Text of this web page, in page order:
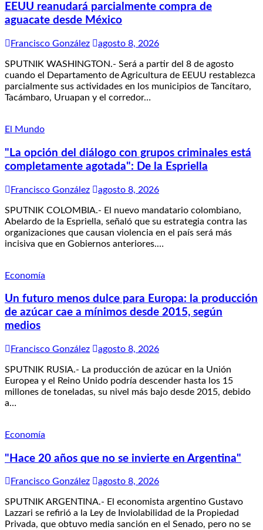
EEUU reanudará parcialmente compra de
aguacate desde México
Francisco González agosto 8, 2026
SPUTNIK WASHINGTON.- Será a partir del 8 de agosto
cuando el Departamento de Agricultura de EEUU restablezca
parcialmente sus actividades en los municipios de Tancítaro,
Tacámbaro, Uruapan y el corredor…
El Mundo
"La opción del diálogo con grupos criminales está
completamente agotada": De la Espriella
Francisco González agosto 8, 2026
SPUTNIK COLOMBIA.- El nuevo mandatario colombiano,
Abelardo de la Espriella, señaló que su estrategia contra las
organizaciones que causan violencia en el país será más
incisiva que en Gobiernos anteriores.…
Economía
Un futuro menos dulce para Europa: la producción
de azúcar cae a mínimos desde 2015, según
medios
Francisco González agosto 8, 2026
SPUTNIK RUSIA.- La producción de azúcar en la Unión
Europea y el Reino Unido podría descender hasta los 15
millones de toneladas, su nivel más bajo desde 2015, debido
a…
Economía
"Hace 20 años que no se invierte en Argentina"
Francisco González agosto 8, 2026
SPUTNIK ARGENTINA.- El economista argentino Gustavo
Lazzari se refirió a la Ley de Inviolabilidad de la Propiedad
Privada, que obtuvo media sanción en el Senado, pero no se